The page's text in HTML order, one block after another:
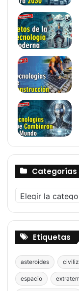
Categorías
Categorías
Etiquetas
asteroides
espacio